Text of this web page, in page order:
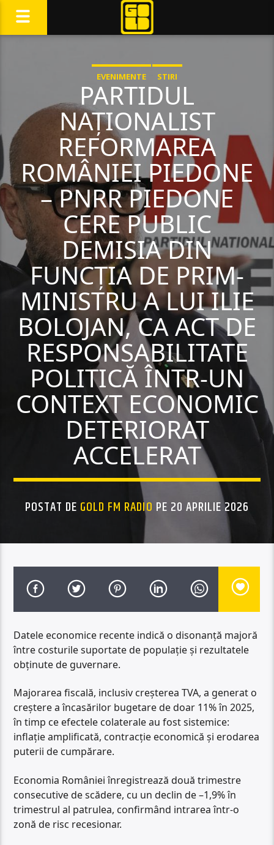
EVENIMENTE STIRI
PARTIDUL
NAȚIONALIST
REFORMAREA
ROMÂNIEI PIEDONE
– PNRR PIEDONE
CERE PUBLIC
DEMISIA DIN
FUNCȚIA DE PRIM-
MINISTRU A LUI ILIE
BOLOJAN, CA ACT DE
RESPONSABILITATE
POLITICĂ ÎNTR-UN
CONTEXT ECONOMIC
DETERIORAT
ACCELERAT
POSTAT DE GOLD FM RADIO PE 20 APRILIE 2026
Datele economice recente indică o disonanță majoră
între costurile suportate de populație și rezultatele
obținute de guvernare.
Majorarea fiscală, inclusiv creșterea TVA, a generat o
creștere a încasărilor bugetare de doar 11% în 2025,
în timp ce efectele colaterale au fost sistemice:
inflație amplificată, contracție economică și erodarea
puterii de cumpărare.
Economia României înregistrează două trimestre
consecutive de scădere, cu un declin de –1,9% în
trimestrul al patrulea, confirmând intrarea într-o
zonă de risc recesionar.